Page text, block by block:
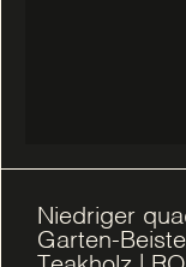
Niedriger
Garten-